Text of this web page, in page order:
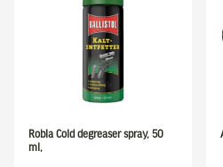
Robla Cold degreaser spray, 50
ml,